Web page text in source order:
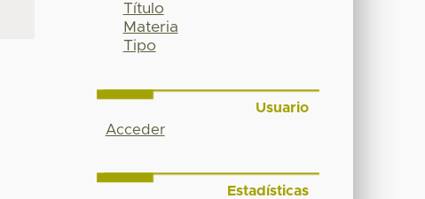
Título
Materia
Tipo
Usuario
Acceder
Estadísticas